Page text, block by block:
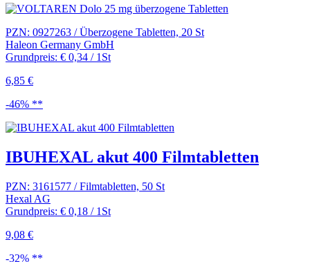
PZN: 0927263 / Überzogene Tabletten, 20 St
Haleon Germany GmbH
Grundpreis: € 0,34 / 1St
6,85 €
-46% **
IBUHEXAL akut 400 Filmtabletten
PZN: 3161577 / Filmtabletten, 50 St
Hexal AG
Grundpreis: € 0,18 / 1St
9,08 €
-32% **